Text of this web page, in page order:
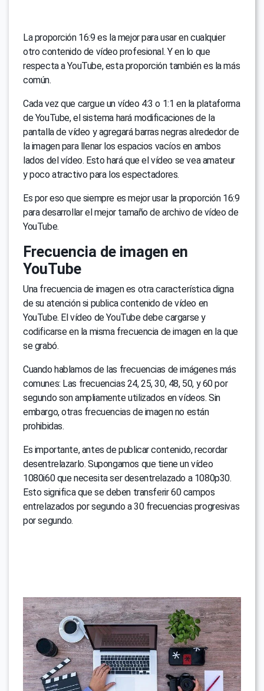
La proporción 16:9 es la mejor para usar en cualquier
otro contenido de vídeo profesional. Y en lo que
respecta a YouTube, esta proporción también es la más
común.
Cada vez que cargue un vídeo 4:3 o 1:1 en la plataforma
de YouTube, el sistema hará modificaciones de la
pantalla de vídeo y agregará barras negras alrededor de
la imagen para llenar los espacios vacíos en ambos
lados del vídeo. Esto hará que el vídeo se vea amateur
y poco atractivo para los espectadores.
Es por eso que siempre es mejor usar la proporción 16:9
para desarrollar el mejor tamaño de archivo de vídeo de
YouTube.
Frecuencia de imagen en
YouTube
Una frecuencia de imagen es otra característica digna
de su atención si publica contenido de vídeo en
YouTube. El vídeo de YouTube debe cargarse y
codificarse en la misma frecuencia de imagen en la que
se grabó.
Cuando hablamos de las frecuencias de imágenes más
comunes: Las frecuencias 24, 25, 30, 48, 50, y 60 por
segundo son ampliamente utilizados en vídeos. Sin
embargo, otras frecuencias de imagen no están
prohibidas.
Es importante, antes de publicar contenido, recordar
desentrelazarlo. Supongamos que tiene un vídeo
1080i60 que necesita ser desentrelazado a 1080p30.
Esto significa que se deben transferir 60 campos
entrelazados por segundo a 30 frecuencias progresivas
por segundo.